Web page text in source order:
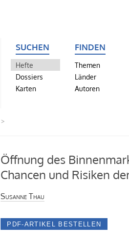
SUCHEN
Hefte
Dossiers
Karten
FINDEN
Themen
Länder
Autoren
Öffnung des
Chancen und Risiken
Susanne Thau